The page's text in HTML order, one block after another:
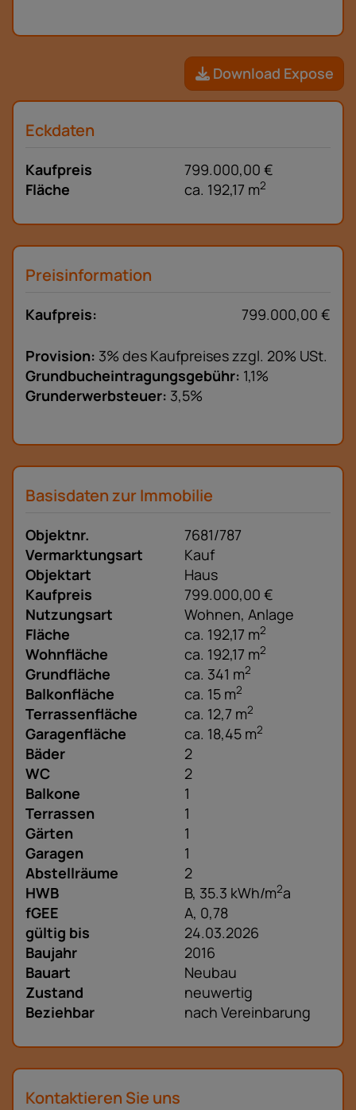
Download Expose
Eckdaten
Kaufpreis
799.000,00 €
Fläche
ca. 192,17 m2
Preisinformation
Kaufpreis: 799.000,00 €
Provision: 3% des Kaufpreises zzgl. 20% USt.
Grundbucheintragungsgebühr: 1,1%
Grunderwerbsteuer: 3,5%
Basisdaten zur Immobilie
Objektnr.
7681/787
Vermarktungsart
Kauf
Objektart
Haus
Kaufpreis
799.000,00 €
Nutzungsart
Wohnen Anlage
Fläche
ca. 192,17 m2
Wohnfläche ca. 192,17 m2
Grundfläche ca. 341 m2
Balkonfläche ca. 15 m2
Terrassenfläche ca. 12,7 m2
Garagenfläche ca. 18,45 m2
Bäder
2
WC
2
Balkone
1
Terrassen
1
Gärten
1
Garagen
1
Abstellräume
2
HWB
B, 35.3 kWh/m2a
fGEE
A, 0,78
gültig bis
24.03.2026
Baujahr
2016
Bauart
Neubau
Zustand
neuwertig
Beziehbar
nach Vereinbarung
Kontaktieren Sie uns